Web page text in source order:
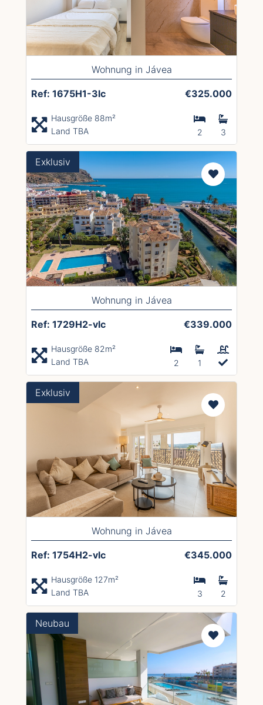
Wohnung in Jávea
Ref: 1675H1-3lc €325.000
Hausgröße 88m²
Land TBA
2 3
Exklusiv
Wohnung in Jávea
Ref: 1729H2-vlc €339.000
Hausgröße 82m²
Land TBA
2 1
Exklusiv
Wohnung in Jávea
Ref: 1754H2-vlc €345.000
Hausgröße 127m²
Land TBA
3 2
Neubau